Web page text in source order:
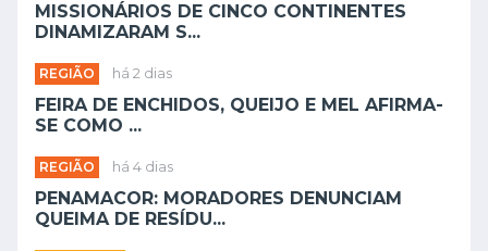
MISSIONÁRIOS DE CINCO CONTINENTES
DINAMIZARAM S...
REGIÃO há 2 dias
FEIRA DE ENCHIDOS, QUEIJO E MEL AFIRMA-
SE COMO ...
REGIÃO há 4 dias
PENAMACOR: MORADORES DENUNCIAM
QUEIMA DE RESÍDU...